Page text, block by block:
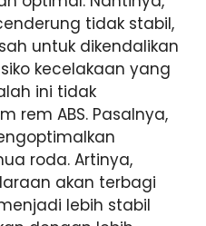
tidak stabil,
untuk dikendalikan
kecelakaan yang
ini tidak
rem ABS. Pasalnya,
roda. Artinya,
akan terbagi
lebih stabil